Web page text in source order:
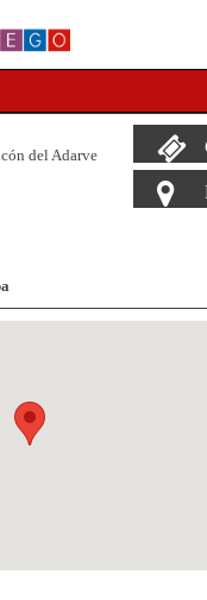
del Adarve